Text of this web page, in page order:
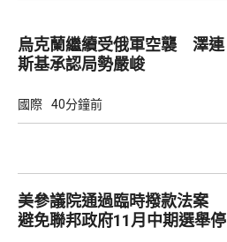
烏克蘭繼續受俄軍空襲 澤連
斯基承認局勢嚴峻
國際 40分鐘前
美參議院通過臨時撥款法案
避免聯邦政府11月中期選舉停